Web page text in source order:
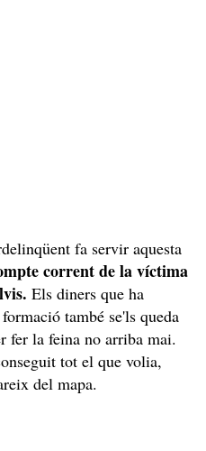
fa servir aquesta
corrent de la víctima
Els diners que ha
també se'ls queda
fer la feina no arriba mai.
tot el que volia,
del mapa.